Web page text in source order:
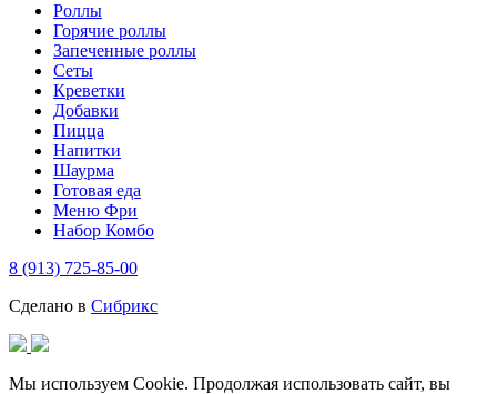
Роллы
Горячие роллы
Запеченные роллы
Сеты
Креветки
Добавки
Пицца
Напитки
Шаурма
Готовая еда
Меню Фри
Набор Комбо
8 (913) 725-85-00
Сделано в Сибрикс
Мы используем Cookie. Продолжая использовать сайт, вы